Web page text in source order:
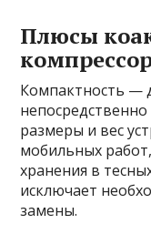
Плюсы
Компактность —
размеры и вес
мобильных
хранения в
исключает
замены.